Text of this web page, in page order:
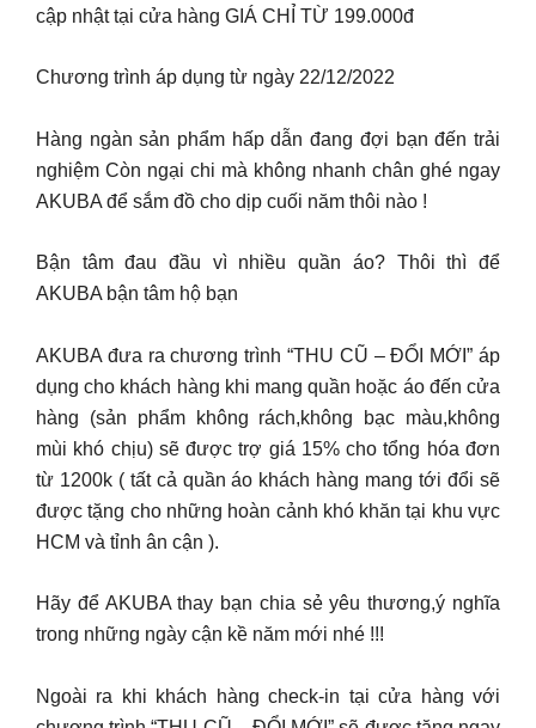
cập nhật tại cửa hàng GIÁ CHỈ TỪ 199.000đ
Chương trình áp dụng từ ngày 22/12/2022
Hàng ngàn sản phẩm hấp dẫn đang đợi bạn đến trải
nghiệm Còn ngại chi mà không nhanh chân ghé ngay
AKUBA để sắm đồ cho dịp cuối năm thôi nào !
Bận tâm đau đầu vì nhiều quần áo? Thôi thì để
AKUBA bận tâm hộ bạn
AKUBA đưa ra chương trình “THU CŨ – ĐỔI MỚI” áp
dụng cho khách hàng khi mang quần hoặc áo đến cửa
hàng (sản phẩm không rách,không bạc màu,không
mùi khó chịu) sẽ được trợ giá 15% cho tổng hóa đơn
từ 1200k ( tất cả quần áo khách hàng mang tới đổi sẽ
được tặng cho những hoàn cảnh khó khăn tại khu vực
HCM và tỉnh ân cận ).
Hãy để AKUBA thay bạn chia sẻ yêu thương,ý nghĩa
trong những ngày cận kề năm mới nhé !!!
Ngoài ra khi khách hàng check-in tại cửa hàng với